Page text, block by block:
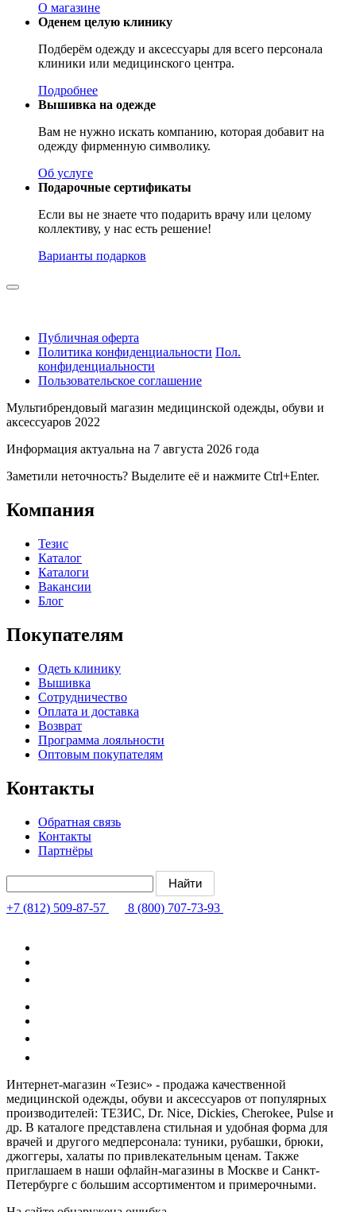
О магазине
Оденем целую клинику
Подберём одежду и аксессуары для всего персонала
клиники или медицинского центра.
Подробнее
Вышивка на одежде
Вам не нужно искать компанию, которая добавит на
одежду фирменную символику.
Об услуге
Подарочные сертификаты
Если вы не знаете что подарить врачу или целому
коллективу, у нас есть решение!
Варианты подарков
Публичная оферта
Политика конфиденциальности Пол.
конфиденциальности
Пользовательское соглашение
Мультибрендовый магазин медицинской одежды, обуви и
аксессуаров 2022
Информация актуальна на 7 августа 2026 года
Заметили неточность? Выделите её и нажмите Ctrl+Enter.
Компания
Тезис
Каталог
Каталоги
Вакансии
Блог
Покупателям
Одеть клинику
Вышивка
Сотрудничество
Оплата и доставка
Возврат
Программа лояльности
Оптовым покупателям
Контакты
Обратная связь
Контакты
Партнёры
+7 (812) 509-87-57 8 (800) 707-73-93
Интернет-магазин «Тезис» - продажа качественной
медицинской одежды, обуви и аксессуаров от популярных
производителей: ТЕЗИС, Dr. Nice, Dickies, Cherokee, Pulse и
др. В каталоге представлена стильная и удобная форма для
врачей и другого медперсонала: туники, рубашки, брюки,
джоггеры, халаты по привлекательным ценам. Также
приглашаем в наши офлайн-магазины в Москве и Санкт-
Петербурге с большим ассортиментом и примерочными.